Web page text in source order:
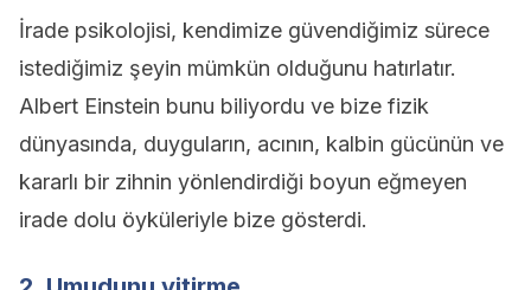
İrade psikolojisi, kendimize güvendiğimiz sürece
istediğimiz şeyin mümkün olduğunu hatırlatır.
Albert Einstein bunu biliyordu ve bize fizik
dünyasında, duyguların, acının, kalbin gücünün ve
kararlı bir zihnin yönlendirdiği boyun eğmeyen
irade dolu öyküleriyle bize gösterdi.